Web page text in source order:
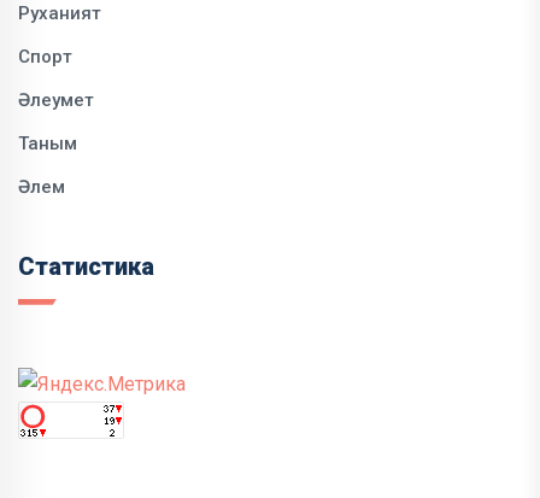
Руханият
Спорт
Әлеумет
Таным
Әлем
Статистика